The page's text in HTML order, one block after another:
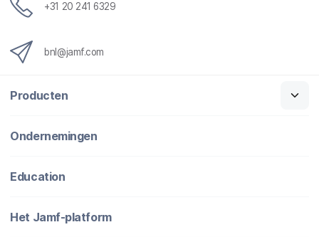
+31 20 241 6329
bnl@jamf.com
Producten
Ondernemingen
Education
Het Jamf-platform